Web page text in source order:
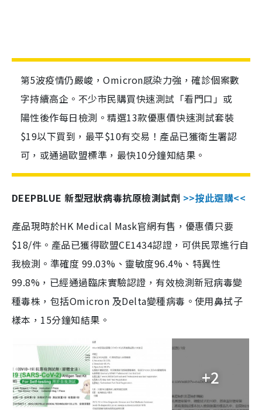
第5波疫情仍嚴峻，Omicron感染力強，確診個案數
字持續高企。不少市民購買快速測試「看門口」或
陽性後作每日檢測。精選13款優惠價快速測試套裝
$19以下買到，最平$10有交易！產品已獲衛生署認
可，或通過歐盟標準，最快10分鐘知結果。
DEEPBLUE 新型冠狀病毒抗原檢測試劑 >>按此選購<<
產品現時於HK Medical Mask官網有售，優惠價只要
$18/件。產品已獲得歐盟CE1434認證，可供民眾進行自
我檢測。準確度 99.03%、靈敏度96.4%、特異性
99.8%，已經通過臨床實驗認證，有效檢測新冠病毒變
種毒株，包括Omicron 及Delta變種病毒。使用鼻拭子
樣本，15分鐘知結果。
+2